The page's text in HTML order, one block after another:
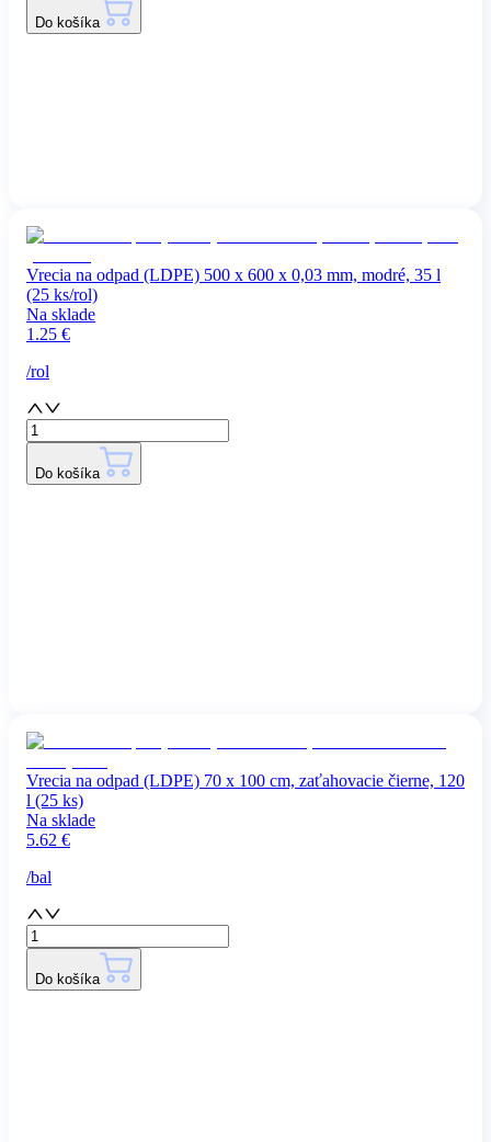
Do košíka
Vrecia na odpad (LDPE) 500 x 600 x 0,03 mm, modré, 35 l
(25 ks/rol)
Na sklade
1.25 €
/rol
Do košíka
Vrecia na odpad (LDPE) 70 x 100 cm, zaťahovacie čierne, 120
l (25 ks)
Na sklade
5.62 €
/bal
Do košíka